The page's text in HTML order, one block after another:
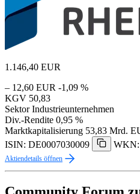
1.146,40 EUR
– 12,60 EUR -1,09 %
KGV 50,83
Sektor Industrieunternehmen
Div.-Rendite 0,95 %
Marktkapitalisierung 53,83 Mrd.
ISIN: DE0007030009
WKN:
Aktiendetails öffnen